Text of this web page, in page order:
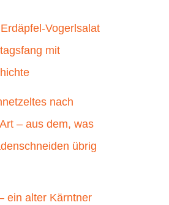
Vogerlsalat
mit
nach
– aus dem, was
übrig
ein alter Kärntner